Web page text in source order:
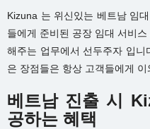
Kizuna 는 위신있는 베트남 임
들에게 준비된 공장 임대 서비
해주는 업무에서 선두주자 입
은 장점들은 항상 고객들에게
베트남 진출 시
공하는 혜택